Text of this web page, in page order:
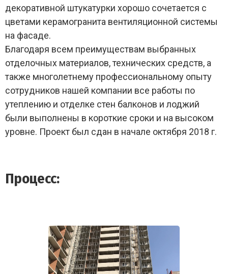
декоративной штукатурки хорошо сочетается с
цветами керамогранита вентиляционной системы
на фасаде.
Благодаря всем преимуществам выбранных
отделочных материалов, технических средств, а
также многолетнему профессиональному опыту
сотрудников нашей компании все работы по
утеплению и отделке стен балконов и лоджий
были выполнены в короткие сроки и на высоком
уровне. Проект был сдан в начале октября 2018 г.
Процесс: